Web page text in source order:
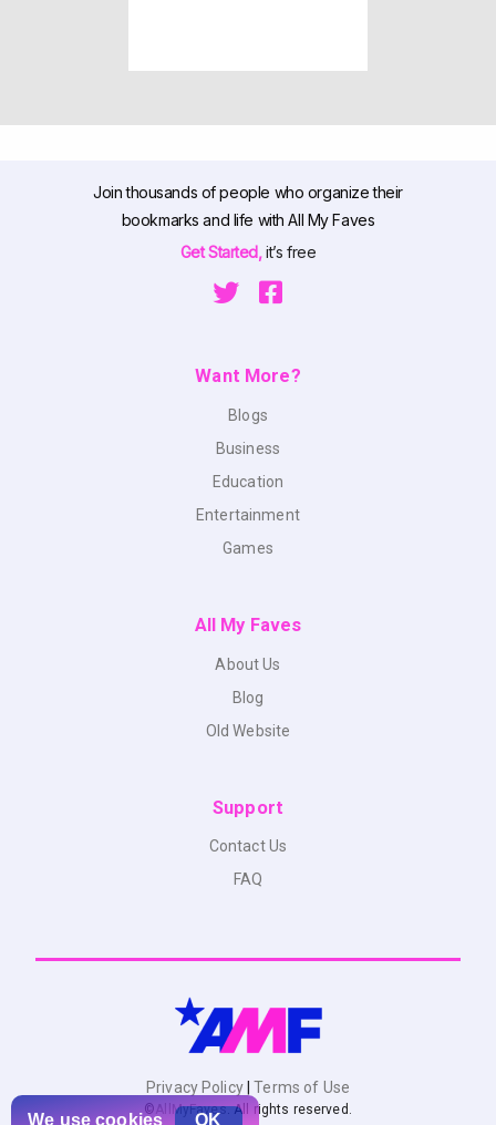
Join thousands of people who organize their
bookmarks and life with All My Faves
Get Started,it’s free
Want More?
Blogs
Business
Education
Entertainment
Games
All My Faves
About Us
Blog
Old Website
Support
Contact Us
FAQ
Privacy Policy Terms of Use
© AllMyFaves. All rights reserved.
We usecookies OK